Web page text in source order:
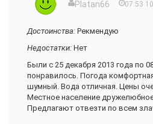
Platan66 07:53
Достоинства: Рекмендую
Недостатки: Нет
Были с 25 декабря 2013 года по
понравилось. Погода
шумный. Вода отличная. Цены
Местное население
Предлагают отвезти по всем